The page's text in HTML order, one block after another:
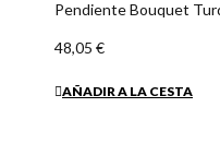
Pendiente Bouquet
48,05 €
AÑADIR A LA CESTA